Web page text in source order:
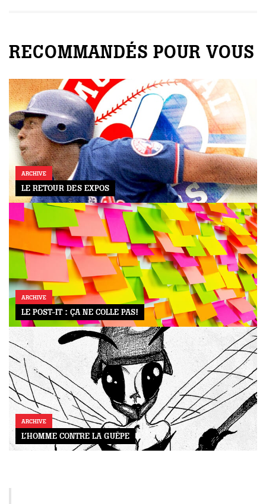
RECOMMANDÉS POUR VOUS
ARCHIVE
LE RETOUR DES EXPOS
ARCHIVE
LE POST-IT : ÇA NE COLLE PAS!
ARCHIVE
L’HOMME CONTRE LA GUÊPE